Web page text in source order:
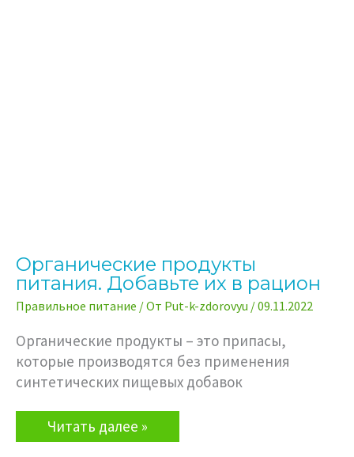
Органические продукты
питания. Добавьте их в рацион
Правильное питание / От Put-k-zdorovyu /09.11.2022
Органические продукты – это припасы,
которые производятся без применения
синтетических пищевых добавок
Органические
продукты
Читать далее »